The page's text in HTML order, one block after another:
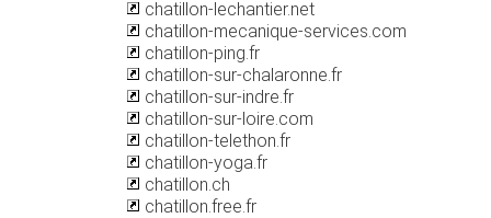
chatillon-lechantier.net
chatillon-mecanique-services.com
chatillon-ping.fr
chatillon-sur-chalaronne.fr
chatillon-sur-indre.fr
chatillon-sur-loire.com
chatillon-telethon.fr
chatillon-yoga.fr
chatillon.ch
chatillon.free.fr